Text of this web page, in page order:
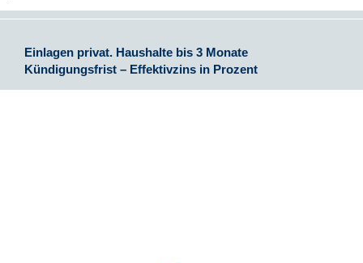
Einlagen privat. Haushalte bis 3 Monate
Kündigungsfrist – Effektivzins in Prozent